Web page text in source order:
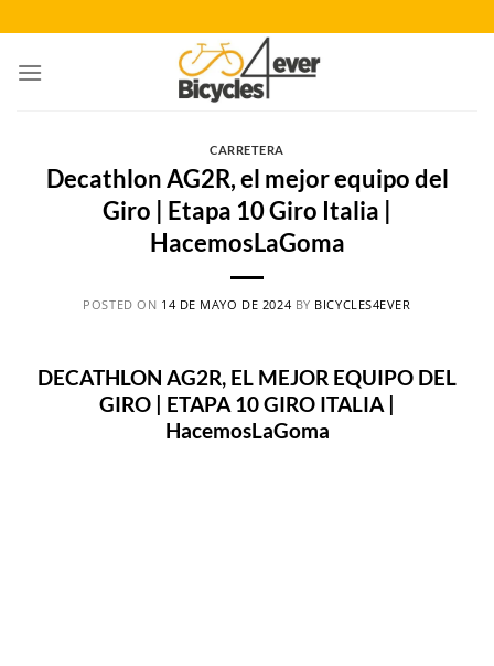
al
contenido
CARRETERA
Decathlon AG2R, el mejor equipo del
Giro | Etapa 10 Giro Italia |
HacemosLaGoma
POSTED ON 14 DE MAYO DE 2024 BY BICYCLES4EVER
DECATHLON AG2R, EL MEJOR EQUIPO DEL
GIRO | ETAPA 10 GIRO ITALIA |
HacemosLaGoma